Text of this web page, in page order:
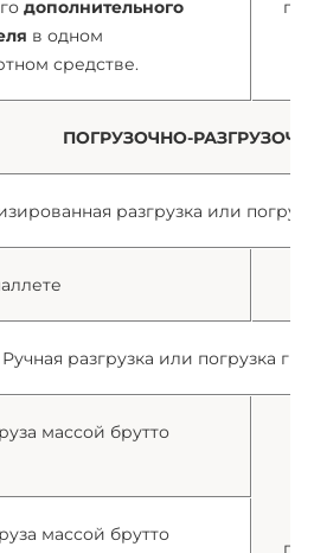
дополнительного
в одном
средстве.
ПОГРУЗОЧНО-
разгрузка или
Ручная разгрузка или погрузка
массой брутто
массой брутто